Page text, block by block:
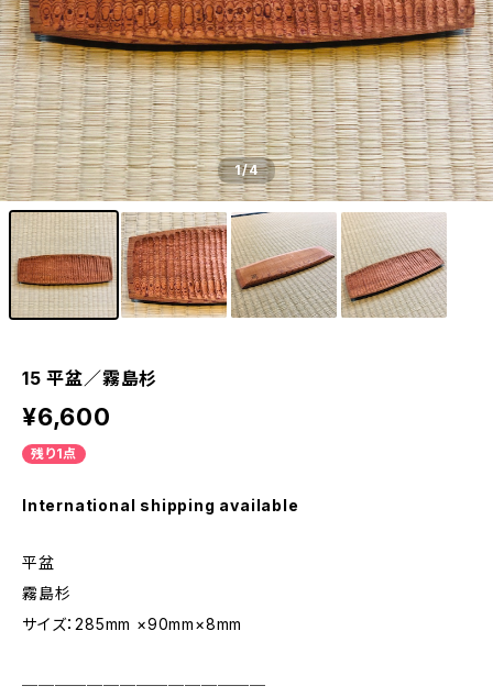
1/4
15 平盆／霧島杉
¥6,600
残り1点
International shipping available
平盆
霧島杉
サイズ：285mm ×90mm×8mm
───────────────